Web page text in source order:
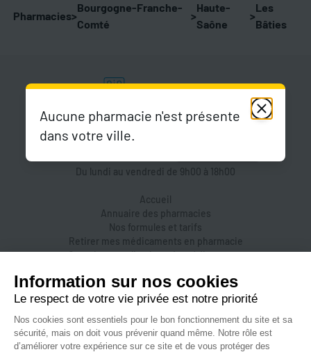
Pharmacies>
Bourgogne-Franche-
Comté
>
Haute-
Saône
>
Les
Bâties
Du lundi au vendredi de 9h00 à 18h00
Accueil
Annuaire des pharmacies
Nos formules et tarifs
Retirer mes médicaments en pharmacie
Organiser une livraison de médicaments
Accès pharmaciens
Accès aidants
Aide et FAQ
Nous contacter
Aucune pharmacie n'est présente
dans votre ville.